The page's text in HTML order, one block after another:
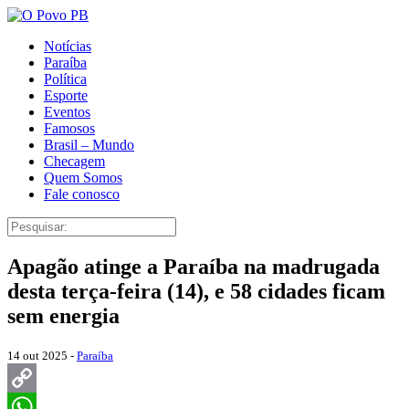
Notícias
Paraíba
Política
Esporte
Eventos
Famosos
Brasil – Mundo
Checagem
Quem Somos
Fale conosco
Apagão atinge a Paraíba na madrugada
desta terça-feira (14), e 58 cidades ficam
sem energia
14 out 2025 - Paraíba